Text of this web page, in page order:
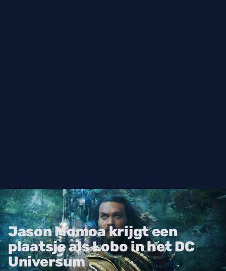
Jason Momoa krijgt een
plaatsje als Lobo in het DC
Universum